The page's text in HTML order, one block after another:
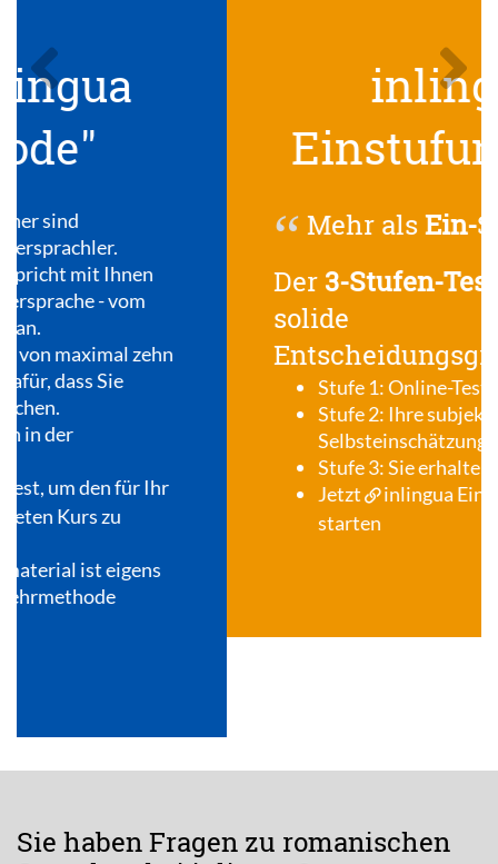
Einstufungstest
Stufung
Der3-Stufen-Testfür eine
solide
Entscheidungsgrundlage
Stufe 1: Online-Test
Stufe 2: Ihre subjektive
Stufe 3: Sie erhalten Ihre Auswertung
Jetzt
inlingua Einstufungstest
starten
Previous Next
Sie haben Fragen zu romanischen
Sprachen bei inlingua?